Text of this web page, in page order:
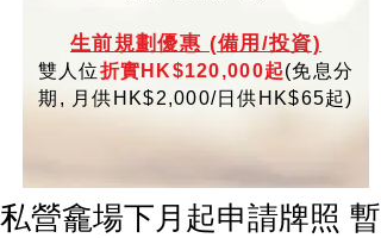
生前規劃優惠 (備用/投資)
雙人位折實HK$120,000起(免息分
期, 月供HK$2,000/日供HK$65起)
私營龕場下月起申請牌照 暫